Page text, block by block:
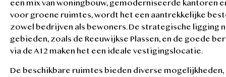
een mix van woningbouw, gemoderniseerde kantoren
voor groene ruimtes, wordt het een aantrekkelijke
zowel bedrijven als bewoners. De strategische ligging
gebieden, zoals de Reeuwijkse Plassen, en de goede
via de A12 maken het een ideale vestigingslocatie.
De beschikbare ruimtes bieden diverse mogelijkheden,